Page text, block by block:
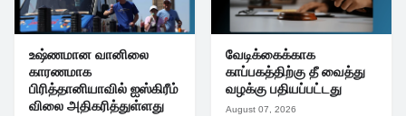
உஷ்ணமான வானிலை
காரணமாக
பிரித்தானியாவில் ஐஸ்கிரீம்
விலை அதிகரித்துள்ளது
வேடிக்கைக்காக
காப்பகத்திற்கு தீ வைத்து
வழக்கு பதியப்பட்டது
August 07, 2026